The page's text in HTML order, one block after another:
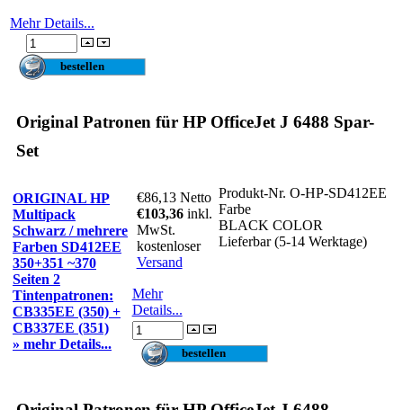
Mehr Details...
Original Patronen für HP OfficeJet J 6488 Spar-
Set
ORIGINAL HP
Multipack
Schwarz / mehrere
Farben SD412EE
350+351 ~370
Seiten 2
Tintenpatronen:
CB335EE (350) +
CB337EE (351)
» mehr Details...
€86,13 Netto
€103,36 inkl.
MwSt.
kostenloser
Versand
Produkt-Nr. O-HP-SD412EE
Farbe
BLACK COLOR
Lieferbar (5-14 Werktage)
Mehr
Details...